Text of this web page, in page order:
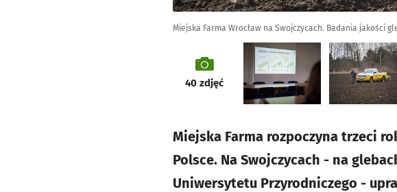
Miejska Farma Wrocław na Swojczycach. Badania jakości
galeria
40zdjęć
Miejska Farma rozpoczyna trzeci
Polsce. Na Swojczycach - na
Uniwersytetu Przyrodniczego -